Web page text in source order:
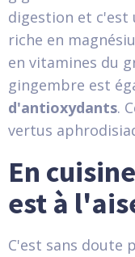
digestion et c'est
riche en
en vitamines du
gingembre est
d'antioxydants.
vertus
En
est à
C'est sans doute